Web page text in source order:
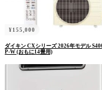
¥ 155,000
ダイキン CXシリーズ 2026年モデル
P-W (おもに14畳用)